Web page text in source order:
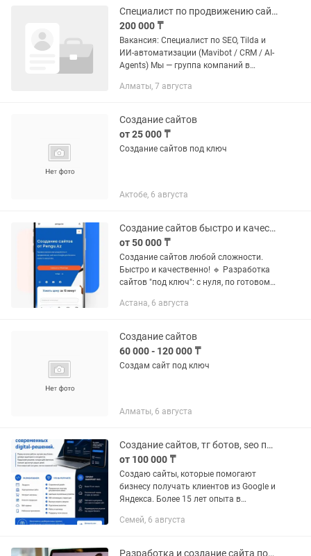
Специалист по продвижению сайтов и продуктов
200 000 ₸
Вакансия: Специалист по SEO, Tilda и
ИИ-автоматизации (Mavibot / CRM / AI-
Agents) Мы — группа компаний в
спецодежды, коммерческая
Алматы, 7 августа
Создание сайтов
от 25 000 ₸
Создание сайтов под ключ
Актобе, 6 августа
Создание сайтов быстро и качественно!
от 50 000 ₸
Создание сайтов любой сложности.
Быстро и качественно! 🔹 Разработка
сайтов "под ключ": с нуля, по готовому
под все устройства: телефон, планшет,
Астана, 6 августа
Создание сайтов
60 000 - 120 000 ₸
Создам сайт под ключ
Алматы, 6 августа
Создание сайтов, тг ботов, seo продвижение
от 100 000 ₸
Создаю сайты, которые помогают
бизнесу получать клиентов из Google и
Яндекса. Более 15 лет опыта в
Лендинг под ключ • Корпоративный
Семей, 6 августа
Разработка и создание сайта под ключ!